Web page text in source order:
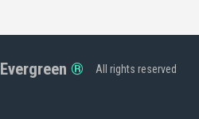
Evergreen All rights reserved